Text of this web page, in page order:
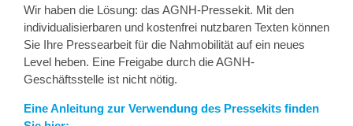
Wir haben die Lösung: das AGNH-Pressekit. Mit den
individualisierbaren und kostenfrei nutzbaren Texten können
Sie Ihre Pressearbeit für die Nahmobilität auf ein neues
Level heben. Eine Freigabe durch die AGNH-
Geschäftsstelle ist nicht nötig.
Eine Anleitung zur Verwendung des Pressekits finden